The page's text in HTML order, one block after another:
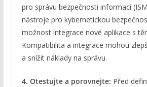
pro správu bezpečnosti informací
nástroje pro kybernetickou
možnost integrace nové aplikace s
Kompatibilita a integrace mohou
a snížit náklady na správu.
4. Otestujte a porovnejte: Před